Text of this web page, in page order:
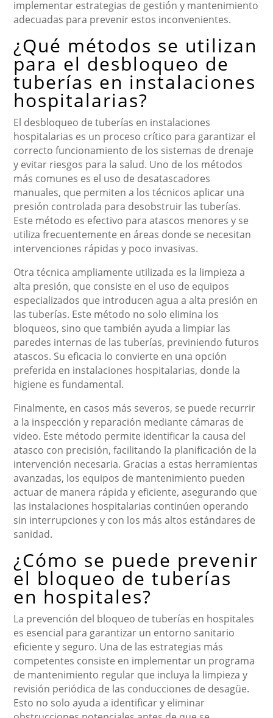
implementar estrategias de gestión y mantenimiento
adecuadas para prevenir estos inconvenientes.
¿Qué métodos se utilizan
para el desbloqueo de
tuberías en instalaciones
hospitalarias?
El desbloqueo de tuberías en instalaciones
hospitalarias es un proceso crítico para garantizar el
correcto funcionamiento de los sistemas de drenaje
y evitar riesgos para la salud. Uno de los métodos
más comunes es el uso de desatascadores
manuales, que permiten a los técnicos aplicar una
presión controlada para desobstruir las tuberías.
Este método es efectivo para atascos menores y se
utiliza frecuentemente en áreas donde se necesitan
intervenciones rápidas y poco invasivas.
Otra técnica ampliamente utilizada es la limpieza a
alta presión, que consiste en el uso de equipos
especializados que introducen agua a alta presión en
las tuberías. Este método no solo elimina los
bloqueos, sino que también ayuda a limpiar las
paredes internas de las tuberías, previniendo futuros
atascos. Su eficacia lo convierte en una opción
preferida en instalaciones hospitalarias, donde la
higiene es fundamental.
Finalmente, en casos más severos, se puede recurrir
a la inspección y reparación mediante cámaras de
video. Este método permite identificar la causa del
atasco con precisión, facilitando la planificación de la
intervención necesaria. Gracias a estas herramientas
avanzadas, los equipos de mantenimiento pueden
actuar de manera rápida y eficiente, asegurando que
las instalaciones hospitalarias continúen operando
sin interrupciones y con los más altos estándares de
sanidad.
¿Cómo se puede prevenir
el bloqueo de tuberías
en hospitales?
La prevención del bloqueo de tuberías en hospitales
es esencial para garantizar un entorno sanitario
eficiente y seguro. Una de las estrategias más
competentes consiste en implementar un programa
de mantenimiento regular que incluya la limpieza y
revisión periódica de las conducciones de desagüe.
Esto no solo ayuda a identificar y eliminar